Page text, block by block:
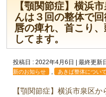
【顎関節症】横浜
んは３回の整体で
唇の痺れ、首こり
してます。
投稿日 : 2022年4月6日 最終更新
新のお知らせ
あきば整体について
【顎関節症】横浜市泉区